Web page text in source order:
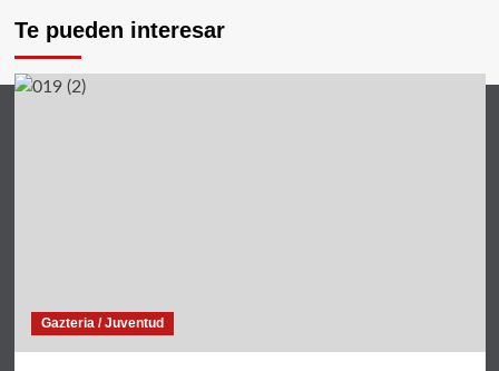
Te pueden interesar
Gazteria / Juventud